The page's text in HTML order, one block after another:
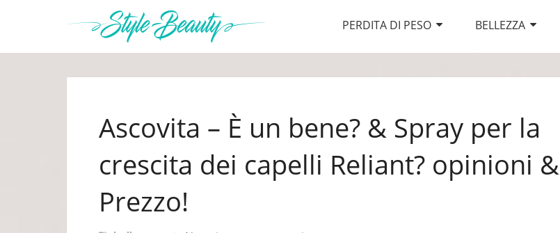
PERDITA DI PESO BELLEZZA
Ascovita – È un bene? & Spray per la
crescita dei capelli Reliant? opinioni &
Prezzo!